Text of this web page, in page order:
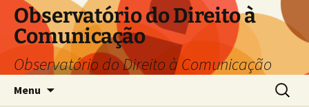
Pular
para
conteúdo
Observatório do Direito à
Comunicação
Observatório do Direito à Comunicação
Menu
por: